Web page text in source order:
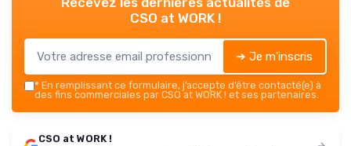
CSO at WORK !
➔ Je m'inscris
* En remplissant ce formulaire, j’accepte d’être contacté(e) à
des fins commerciales par CSO at WORK ! et ses partenaires.
CSO at WORK !